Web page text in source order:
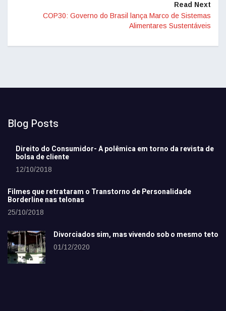
Read Next
COP30: Governo do Brasil lança Marco de Sistemas
Alimentares Sustentáveis
Blog Posts
Direito do Consumidor- A polêmica em torno da revista de
bolsa de cliente
12/10/2018
Filmes que retrataram o Transtorno de Personalidade
Borderline nas telonas
25/10/2018
Divorciados sim, mas vivendo sob o mesmo teto
01/12/2020